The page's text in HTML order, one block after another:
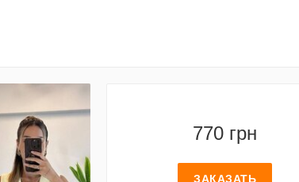
770 грн
ЗАКАЗАТЬ